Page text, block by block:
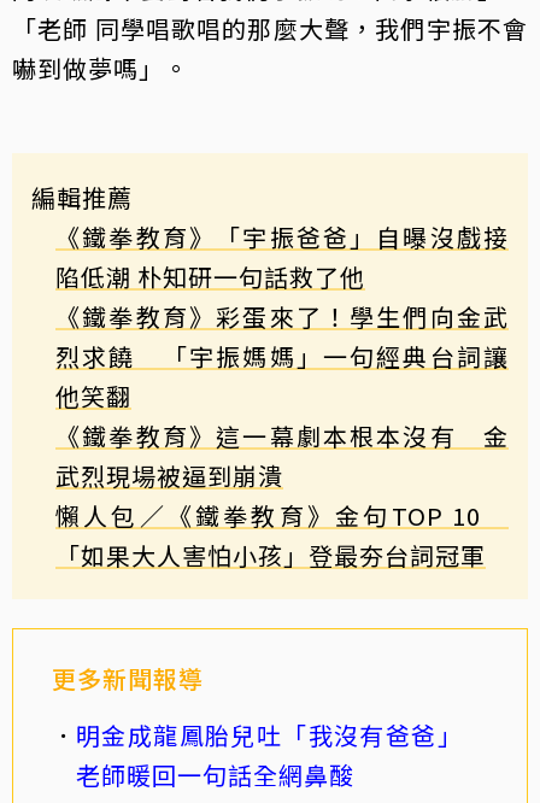
「老師 同學唱歌唱的那麼大聲，我們宇振不會
嚇到做夢嗎」。
編輯推薦
《鐵拳教育》「宇振爸爸」自曝沒戲接
陷低潮 朴知研一句話救了他
《鐵拳教育》彩蛋來了！學生們向金武
烈求饒 「宇振媽媽」一句經典台詞讓
他笑翻
《鐵拳教育》這一幕劇本根本沒有 金
武烈現場被逼到崩潰
懶人包／《鐵拳教育》金句TOP 10
「如果大人害怕小孩」登最夯台詞冠軍
更多新聞報導
明金成龍鳳胎兒吐「我沒有爸爸」
老師暖回一句話全網鼻酸